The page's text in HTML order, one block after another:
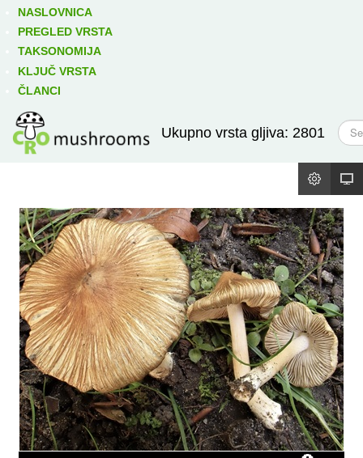
NASLOVNICA
PREGLED VRSTA
TAKSONOMIJA
KLJUČ VRSTA
ČLANCI
Ukupno vrsta gljiva: 2801
T
r
ž
Izravno podređene niže takse: